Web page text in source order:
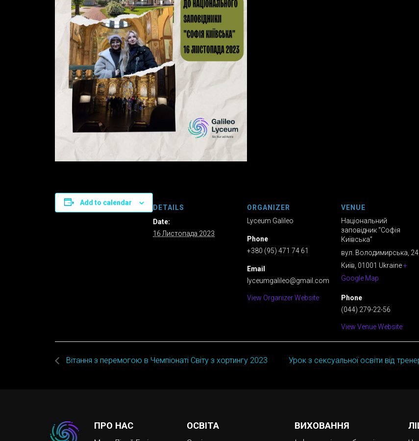
Add to calendar
DETAILS
Date:
16 Листопада 2023
ORGANIZER
Lyceum Galileo
Phone
+380 (95) 471 74 61
Email
lyceumgalileo@gmail.com
View Organizer Website
VENUE
Національний
заповідник “Софія
Київська”
вул. Володимирська, 24
Київ 01001 Ukraine+
Google Map
Phone
(044) 279-22-56
View Venue Website
Вітання з перемогою в Чемпіонаті Світу з хортингу 2023 Урок з сексуальної освіти від
ПРО НАС ОСВІТА ВИХОВАННЯ